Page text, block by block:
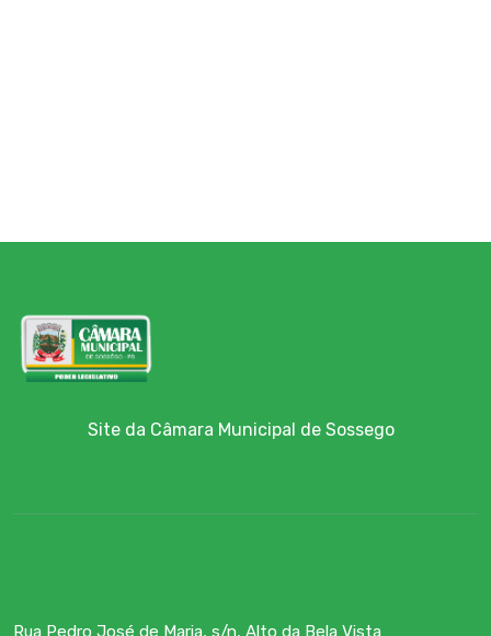
Site da Câmara Municipal de Sossego
Rua Pedro José de Maria, s/n, Alto da Bela Vista